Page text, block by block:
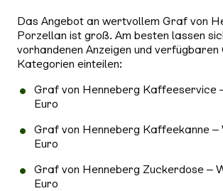
Das Angebot an wertvollem Graf von
Porzellan ist groß. Am besten lassen
vorhandenen Anzeigen und verfügbaren
Kategorien einteilen:
Graf von Henneberg Kaffeeservice
Euro
Graf von Henneberg Kaffeekanne –
Euro
Graf von Henneberg Zuckerdose –
Euro